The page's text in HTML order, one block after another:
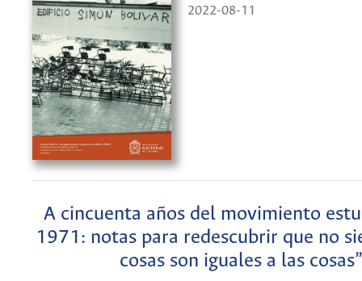
2022-08-11
A cincuenta años del movimiento
1971: notas para redescubrir que no
cosas son iguales a las cosas”